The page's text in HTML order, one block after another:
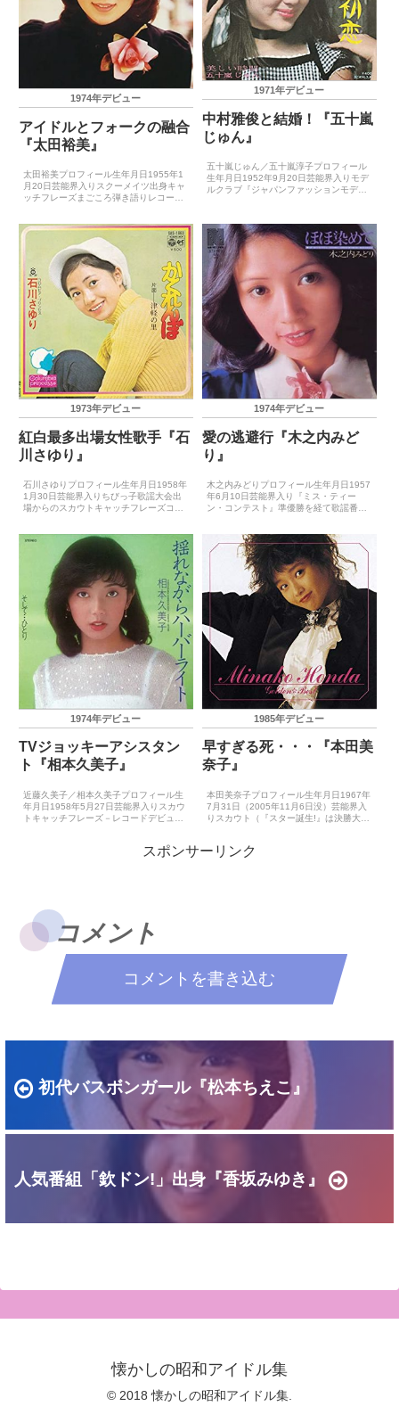
1974年デビュー
アイドルとフォークの融合
『太田裕美』
太田裕美プロフィール生年月日1955年1
月20日芸能界入りスクーメイツ出身キャ
ッチフレーズまごころ弾き語りレコード
期銀座音楽祭グランプリ主要音楽祭受賞
1971年デビュー
中村雅俊と結婚！『五十嵐
じゅん』
五十嵐じゅん／五十嵐淳子プロフィール
生年月日1952年9月20日芸能界入りモデ
ルクラブ『ジャパンファッションモデル
方） 主要音楽祭受賞歴（最優秀新人賞）
－主要音楽祭受...
1973年デビュー
紅白最多出場女性歌手『石
川さゆり』
石川さゆりプロフィール生年月日1958年
1月30日芸能界入りちびっ子歌謡大会出
場からのスカウトキャッチフレーズコロ
祭受賞歴（最優秀新人賞）－主要音楽祭
受賞歴（大賞）...
1974年デビュー
愛の逃避行『木之内みど
り』
木之内みどりプロフィール生年月日1957
年6月10日芸能界入り『ミス・ティー
ン・コンテスト』準優勝を経て歌謡番組
め）主要音楽祭受賞歴（最優秀新人賞）
－主要音楽祭受賞...
1974年デビュー
TVジョッキーアシスタン
ト『相本久美子』
近藤久美子／相本久美子プロフィール生
年月日1958年5月27日芸能界入りスカウ
トキャッチフレーズ－レコードデビュー
受賞歴（大賞）－ゴールデン・アロー賞
1985年デビュー
早すぎる死・・・『本田美
奈子』
本田美奈子プロフィール生年月日1967年
7月31日（2005年11月6日没）芸能界入
りスカウト（『スター誕生!』は決勝大会
デビュー1985年4月20日（殺意のバカン
スポンサーリンク
コメント
コメントを書き込む
初代バスボンガール『松本ちえこ』
人気番組「欽ドン!」出身『香坂みゆき』
懐かしの昭和アイドル集
© 2018 懐かしの昭和アイドル集.